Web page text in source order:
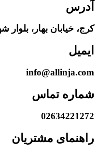
آدرس
کرج، خیابان بهار، بلوار
ایمیل
info@allinja.com
شماره تماس
02634221272
راهنمای مشتریان